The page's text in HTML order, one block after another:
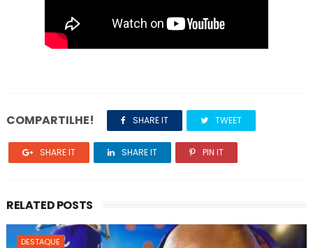
COMPARTILHE! SHARE IT TWEET
SHARE IT SHARE IT PIN IT
RELATED POSTS
DESTAQUE